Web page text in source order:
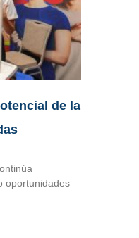
de la
oportunidades